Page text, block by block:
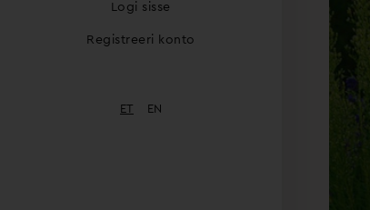
Logi sisse
Registreeri konto
ET EN